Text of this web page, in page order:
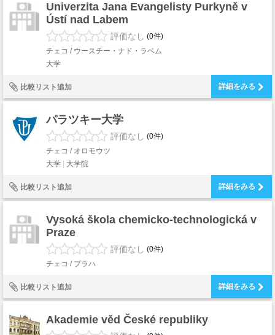
Univerzita Jana Evangelisty Purkyně v
Ústí nad Labem
評価なし (0件)
チェコ / ウースチー・ナド・ラベム
大学
比較リスト追加 詳細をみる
パラツキー大学
評価なし (0件)
チェコ / オロモウツ
大学
大学院
比較リスト追加 詳細をみる
Vysoká škola chemicko-technologická v
Praze
評価なし (0件)
チェコ / プラハ
比較リスト追加 詳細をみる
Akademie věd České republiky